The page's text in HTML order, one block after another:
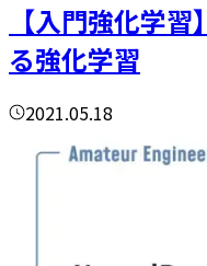
【入門強化学
る強化学習
2021.05.18